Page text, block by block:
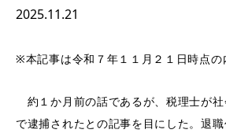
2025.11.21
※本記事は令和７年１１月２１日時点の
約１か月前の話であるが、税理士が
で逮捕されたとの記事を目にした。退